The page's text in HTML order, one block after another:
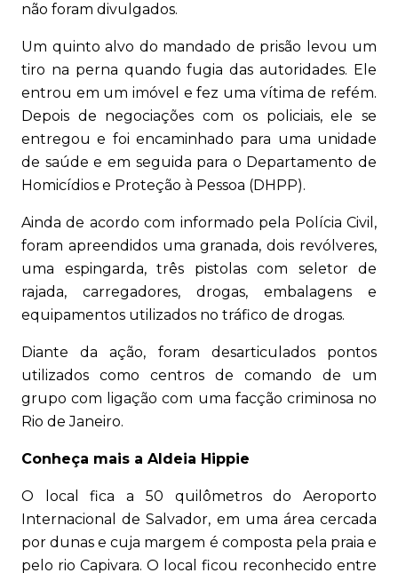
não foram divulgados.
Um quinto alvo do mandado de prisão levou um
tiro na perna quando fugia das autoridades. Ele
entrou em um imóvel e fez uma vítima de refém.
Depois de negociações com os policiais, ele se
entregou e foi encaminhado para uma unidade
de saúde e em seguida para o Departamento de
Homicídios e Proteção à Pessoa (DHPP).
Ainda de acordo com informado pela Polícia Civil,
foram apreendidos uma granada, dois revólveres,
uma espingarda, três pistolas com seletor de
rajada, carregadores, drogas, embalagens e
equipamentos utilizados no tráfico de drogas.
Diante da ação, foram desarticulados pontos
utilizados como centros de comando de um
grupo com ligação com uma facção criminosa no
Rio de Janeiro.
Conheça mais a Aldeia Hippie
O local fica a 50 quilômetros do Aeroporto
Internacional de Salvador, em uma área cercada
por dunas e cuja margem é composta pela praia e
pelo rio Capivara. O local ficou reconhecido entre